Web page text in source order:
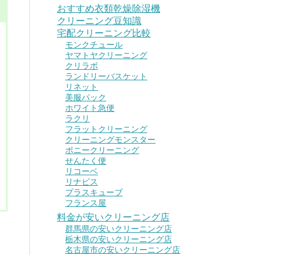
おすすめ衣類乾燥除湿機
クリーニング豆知識
宅配クリーニング比較
モンクチュール
ヤマトヤクリーニング
クリラボ
ランドリーバスケット
リネット
美服パック
ホワイト急便
ラクリ
フラットクリーニング
クリーニングモンスター
ポニークリーニング
せんたく便
リコーベ
リナビス
プラスキューブ
フランス屋
料金が安いクリーニング店
群馬県の安いクリーニング店
栃木県の安いクリーニング店
名古屋市の安いクリーニング店